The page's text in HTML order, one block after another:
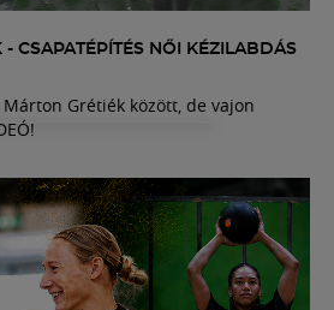
- CSAPATÉPÍTÉS NŐI KÉZILABDÁS
Grétiék között, de vajon